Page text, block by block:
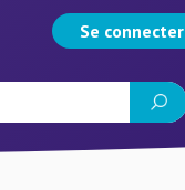
Se connecter